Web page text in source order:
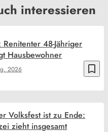
interessieren
bookmark_border
2026
Renitenter 48-Jähriger
Hausbewohner
Volksfest ist zu Ende:
zieht insgesamt